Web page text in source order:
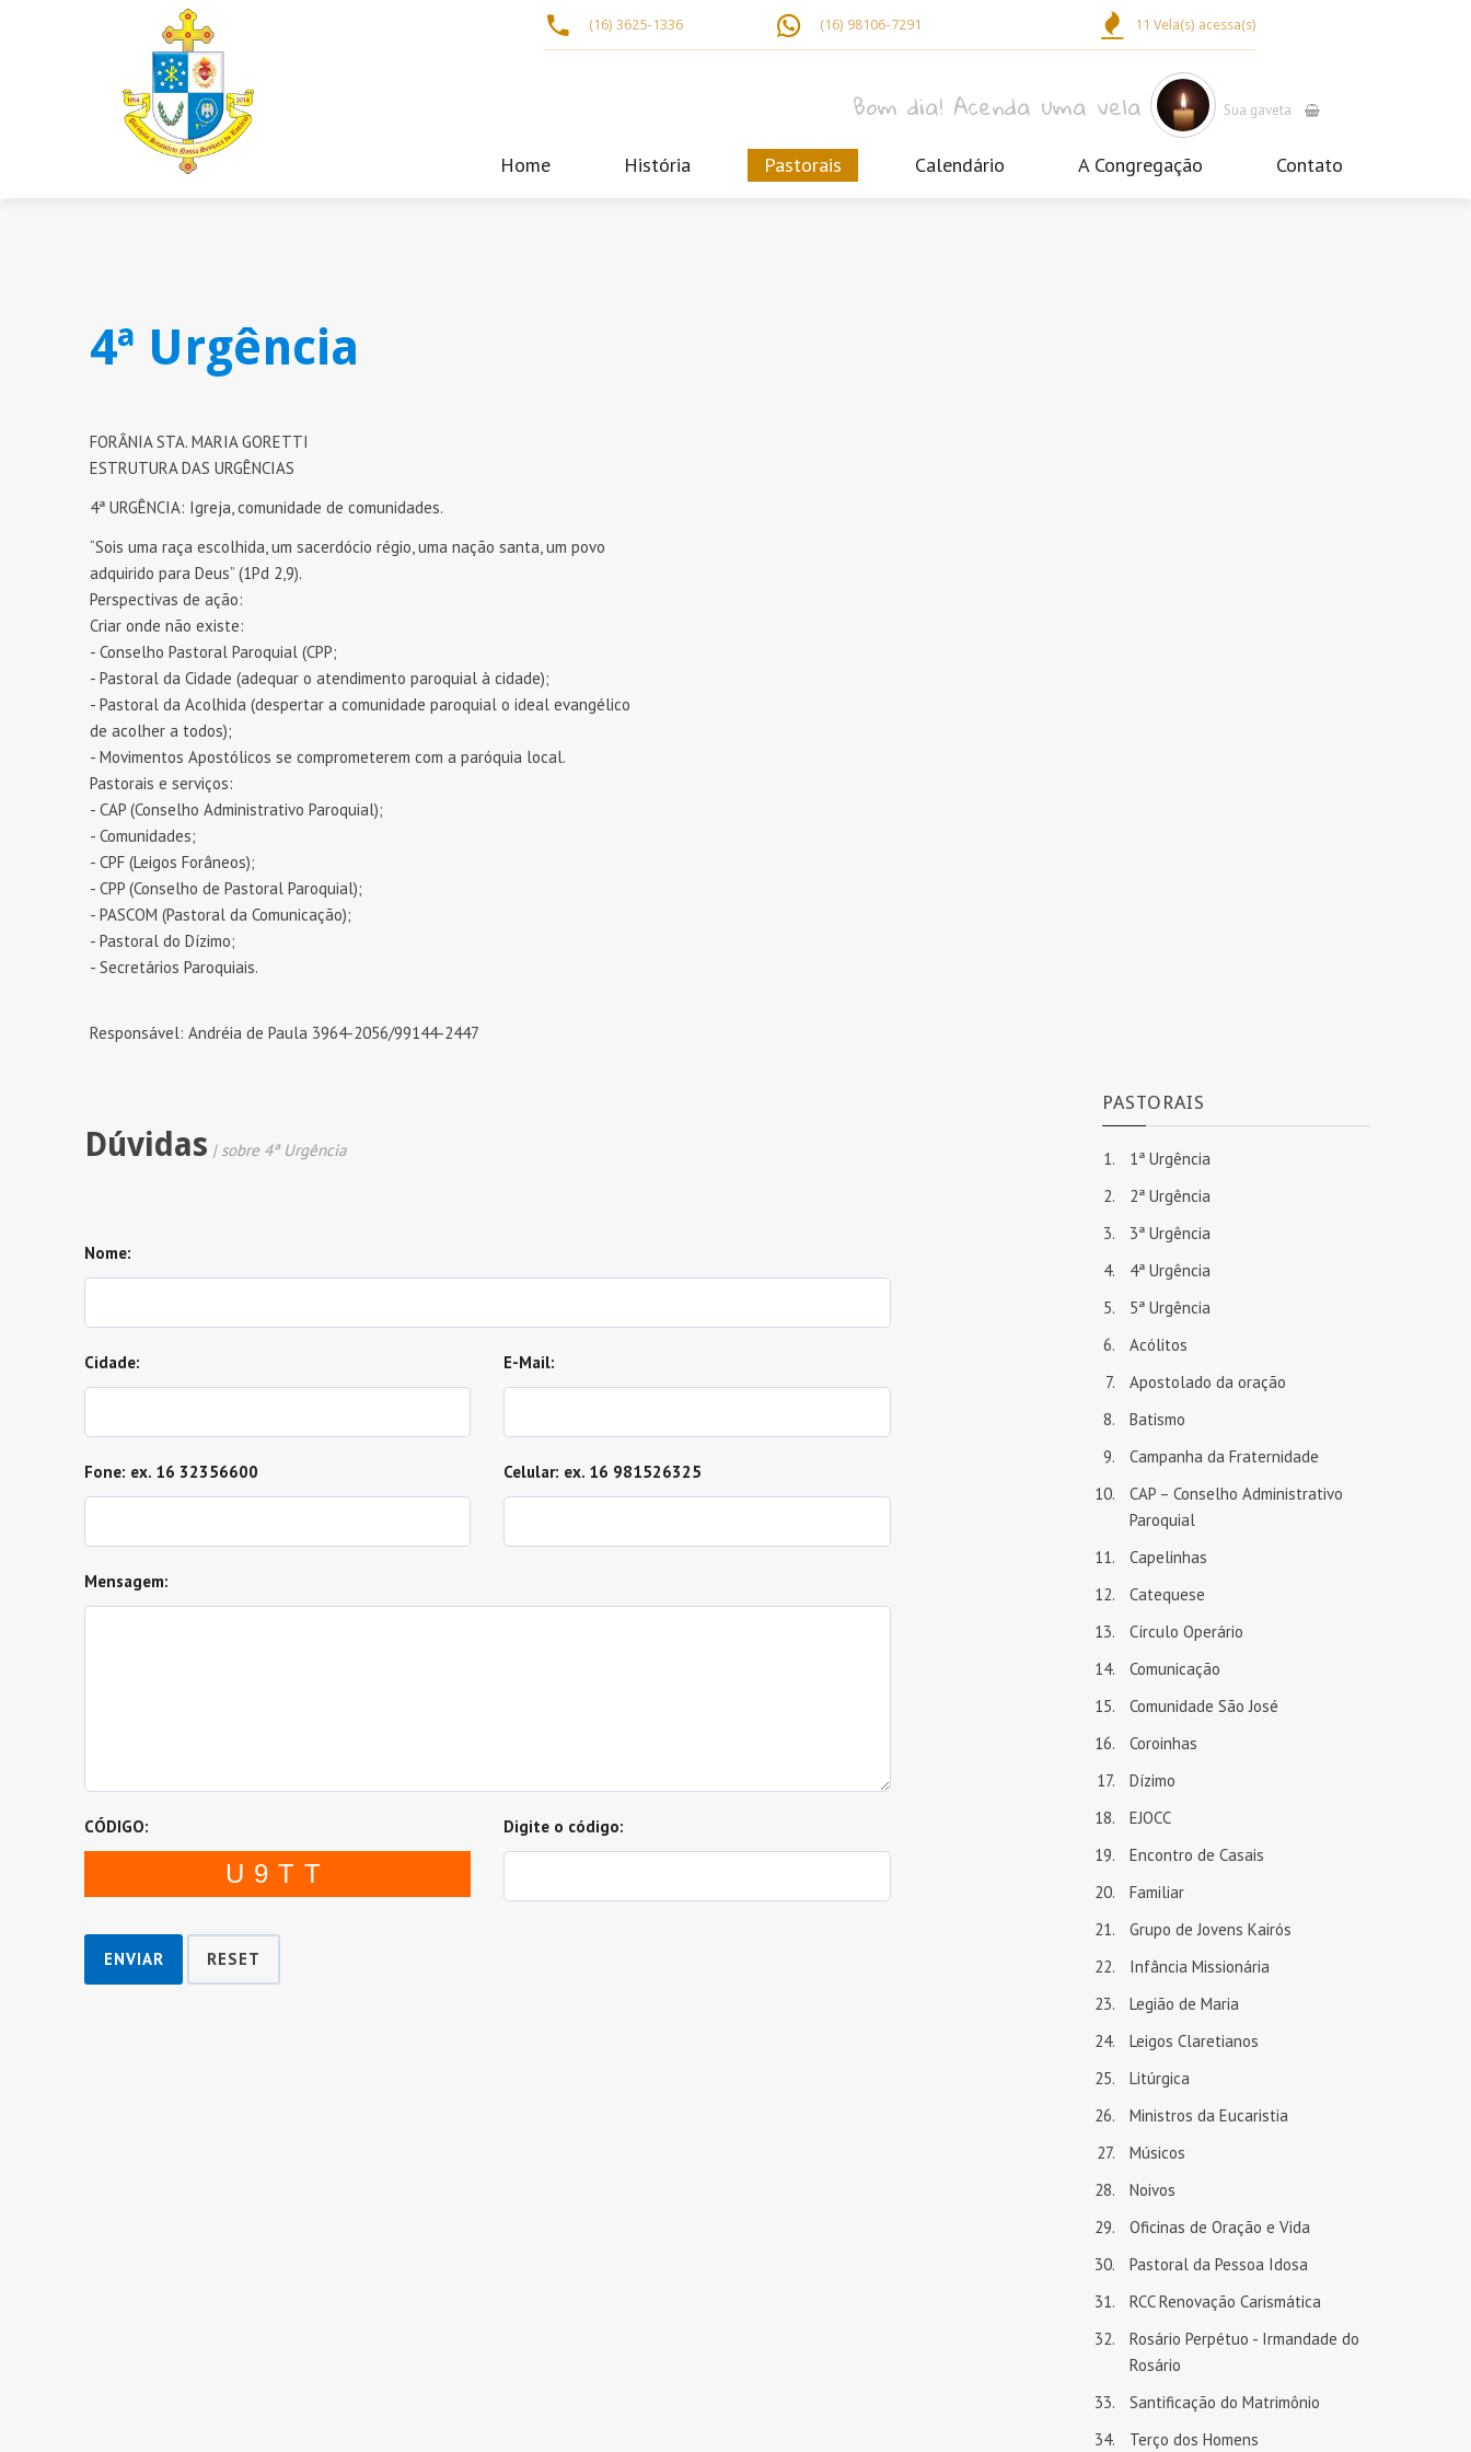
(16) 3625-1336 (16) 98106-7291 11 Vela(s) acessa(s)
Bom dia! Acenda uma vela Sua gaveta
Home História Pastorais Calendário A Congregação Contato
4ª Urgência
FORÂNIA STA. MARIA GORETTI
ESTRUTURA DAS URGÊNCIAS
4ª URGÊNCIA: Igreja, comunidade de comunidades.
“Sois uma raça escolhida, um sacerdócio régio, uma nação santa, um povo
adquirido para Deus” (1Pd 2,9).
Perspectivas de ação:
Criar onde não existe:
- Conselho Pastoral Paroquial (CPP;
- Pastoral da Cidade (adequar o atendimento paroquial à cidade);
- Pastoral da Acolhida (despertar a comunidade paroquial o ideal evangélico
de acolher a todos);
- Movimentos Apostólicos se comprometerem com a paróquia local.
Pastorais e serviços:
- CAP (Conselho Administrativo Paroquial);
- Comunidades;
- CPF (Leigos Forâneos);
- CPP (Conselho de Pastoral Paroquial);
- PASCOM (Pastoral da Comunicação);
- Pastoral do Dízimo;
- Secretários Paroquiais.
Responsável: Andréia de Paula 3964-2056/99144-2447
Dúvidas | sobre 4ª Urgência
Nome:
Cidade: E-Mail:
Fone: ex. 16 32356600 Celular: ex. 16 981526325
Mensagem:
CÓDIGO:
U9TT
Digite o código:
ENVIAR RESET
PASTORAIS
1ª Urgência
2ª Urgência
3ª Urgência
4ª Urgência
5ª Urgência
Acólitos
Apostolado da oração
Batismo
Campanha da Fraternidade
CAP – Conselho Administrativo
Paroquial
Capelinhas
Catequese
Círculo Operário
Comunicação
Comunidade São José
Coroinhas
Dízimo
EJOCC
Encontro de Casais
Familiar
Grupo de Jovens Kairós
Infância Missionária
Legião de Maria
Leigos Claretianos
Litúrgica
Ministros da Eucaristia
Músicos
Noivos
Oficinas de Oração e Vida
Pastoral da Pessoa Idosa
RCC Renovação Carismática
Rosário Perpétuo - Irmandade do
Rosário
Santificação do Matrimônio
Terço dos Homens